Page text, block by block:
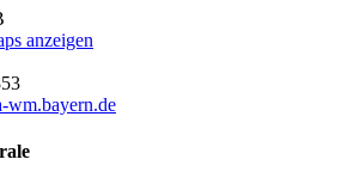
anzeigen
wm.bayern.de